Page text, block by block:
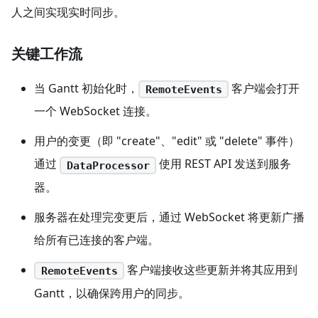
人之间实现实时同步。
关键工作流
当 Gantt 初始化时， RemoteEvents
客户端会打开
一个 WebSocket 连接。
用户的变更（即 "create"、"edit" 或 "delete" 事件）
通过
DataProcessor
使用 REST API 发送到服务
器。
服务器在处理完变更后，通过 WebSocket 将更新广播
给所有已连接的客户端。
RemoteEvents
客户端接收这些更新并将其应用到
Gantt，以确保跨用户的同步。